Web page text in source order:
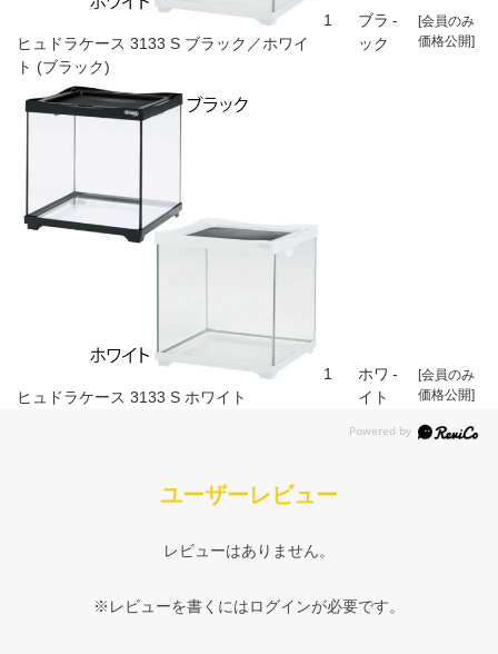
ヒュドラケース 3133 S ブラック／ホワイ
ト (ブラック)
1
ブラ
ック
-
[会員のみ
価格公開]
ヒュドラケース 3133 S ホワイト
1
ホワ
イト
-
[会員のみ
価格公開]
ユーザーレビュー
レビューはありません。
※レビューを書くにはログインが必要です。